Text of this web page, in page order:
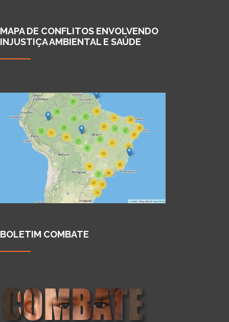
MAPA DE CONFLITOS ENVOLVENDO
INJUSTIÇA AMBIENTAL E SAÚDE
BOLETIM COMBATE